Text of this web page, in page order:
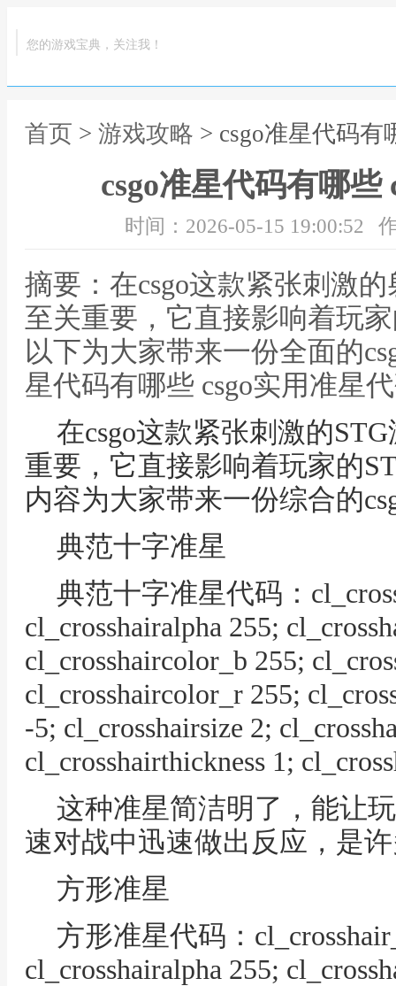
您的游戏宝典，关注我！
首页 > 游戏攻略 > csgo准星代码有
csgo准星代码有哪些
时间：2026-05-15 19:00:52
摘要：在csgo这款紧张刺激
至关重要，它直接影响着玩
以下为大家带来一份全面的
星代码有哪些 csgo实用准星
在csgo这款紧张刺激的
重要，它直接影响着玩家的
内容为大家带来一份综合的
典范十字准星
典范十字准星代码：
cl_crosshairalpha 255;
cl_crosshaircolor_b 255;
cl_crosshaircolor_r 255;
-5; cl_crosshairsize 2;
cl_crosshairthickness 1;
这种准星简洁明了，能让
速对战中迅速做出反应，是
方形准星
方形准星代码：
cl_crosshairalpha 255;